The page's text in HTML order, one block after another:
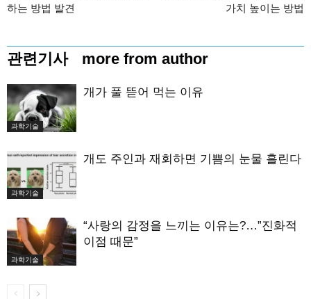
하는 방법 발견
가치 높이는 방법
관련기사 more from author
과학기술
개가 풀 뜯어 먹는 이유
과학기술
개도 주인과 재회하면 기쁨의 눈물 흘린다
과학기술
“사랑의 감정을 느끼는 이유는?…”진화적
이점 때문”